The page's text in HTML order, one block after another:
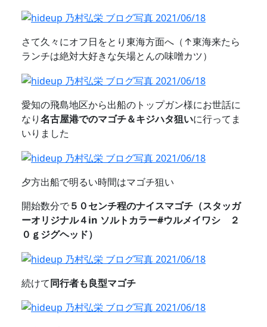
さて久々にオフ日をとり東海方面へ（↑東海来たら
ランチは絶対大好きな矢場とんの味噌カツ）
愛知の飛島地区から出船のトップガン様にお世話に
なり名古屋港でのマゴチ＆キジハタ狙いに行ってま
いりました
夕方出船で明るい時間はマゴチ狙い
開始数分で５０センチ程のナイスマゴチ（スタッガ
ーオリジナル４in ソルトカラー#ウルメイワシ ２
０ｇジグヘッド）
続けて同行者も良型マゴチ